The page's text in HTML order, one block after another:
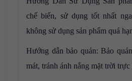
chế biến, sử dụng tốt nhất
không sử dụng sản phẩm quá
Hướng dẫn bảo quản: Bảo
mát, tránh ánh nắng mặt trời trực